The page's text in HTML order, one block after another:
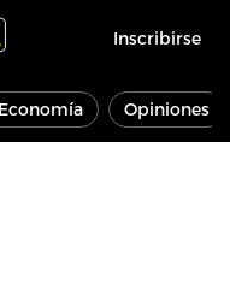
Inscribirse
Economía Opiniones